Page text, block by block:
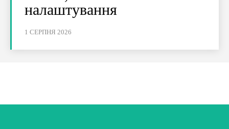
налаштування
1 СЕРПНЯ 2026